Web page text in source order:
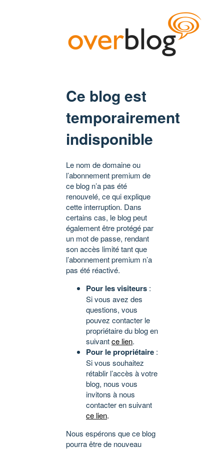
Ce blog est
temporairement
indisponible
Le nom de domaine ou
l’abonnement premium de
ce blog n’a pas été
renouvelé, ce qui explique
cette interruption. Dans
certains cas, le blog peut
également être protégé par
un mot de passe, rendant
son accès limité tant que
l’abonnement premium n’a
pas été réactivé.
Pour les visiteurs :
Si vous avez des
questions, vous
pouvez contacter le
propriétaire du blog en
suivantce lien.
Pour le propriétaire :
Si vous souhaitez
rétablir l’accès à votre
blog, nous vous
invitons à nous
contacter en suivant
ce lien.
Nous espérons que ce blog
pourra être de nouveau